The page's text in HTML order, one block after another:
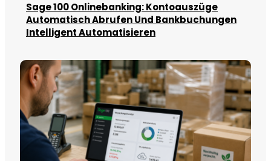
Sage 100 Onlinebanking: Kontoauszüge
Automatisch Abrufen Und Bankbuchungen
Intelligent Automatisieren